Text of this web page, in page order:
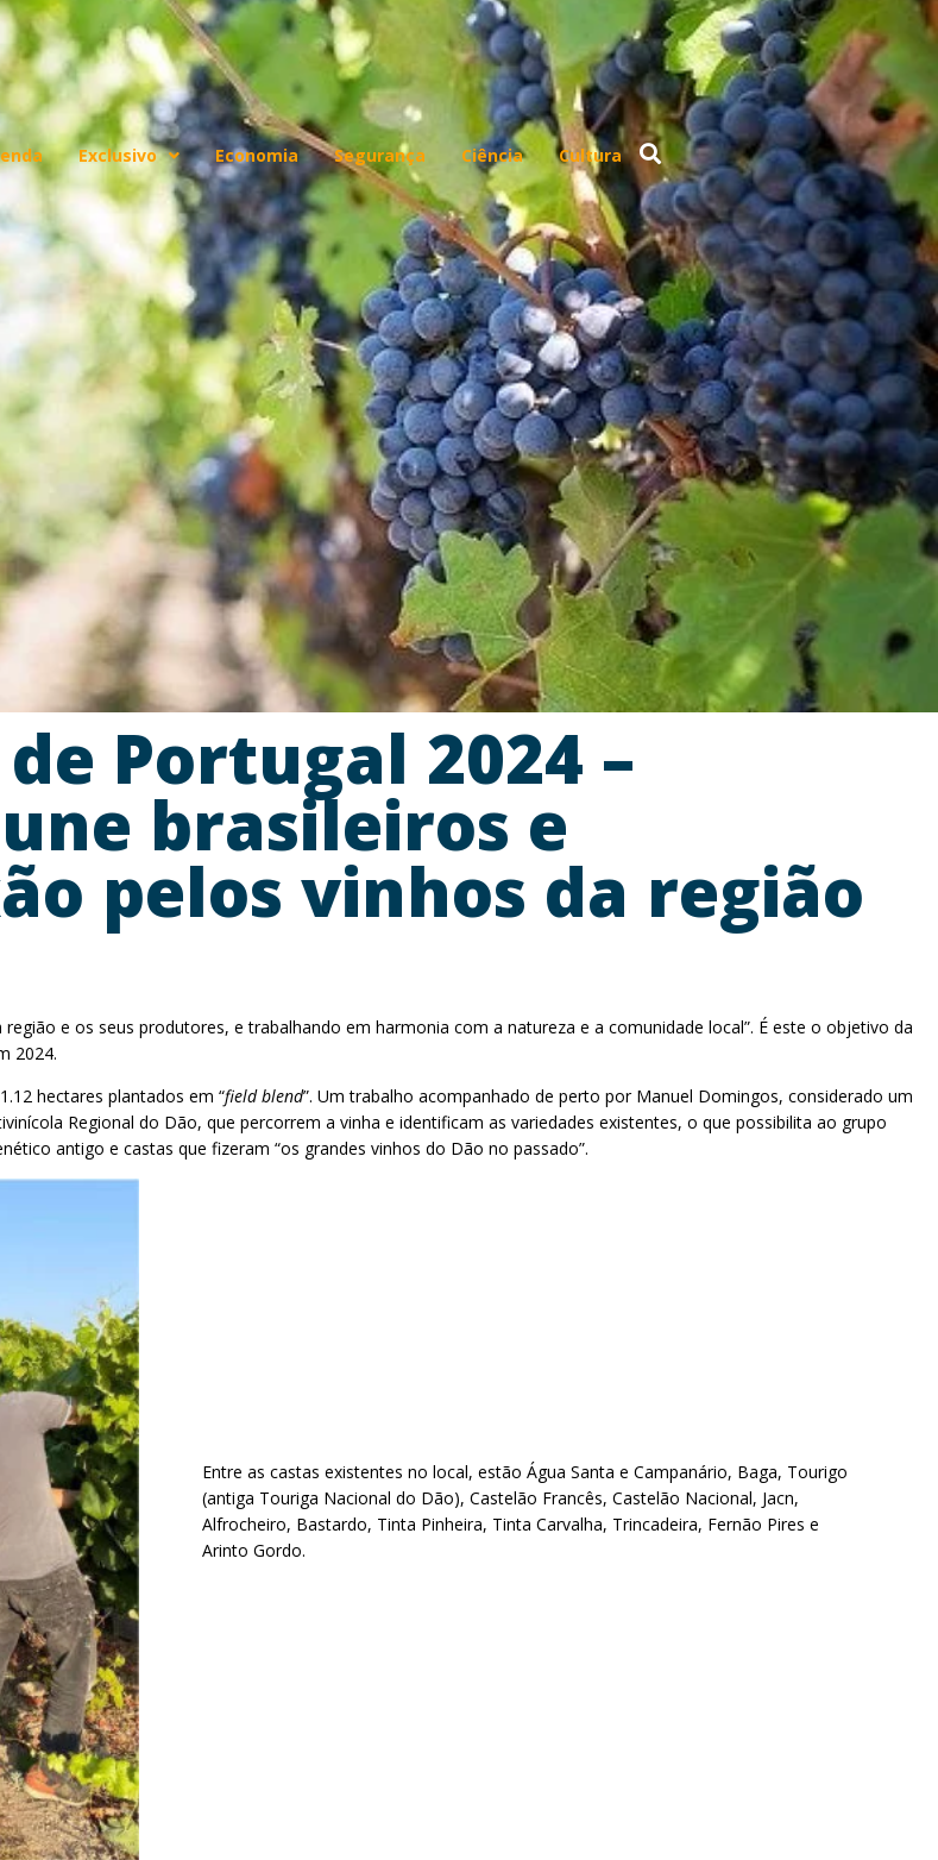
Exclusivo Economia Segurança Ciência Cultura
Portugal 2024 –
brasileiros e
pelos vinhos da região
e os seus produtores, e trabalhando em harmonia com a natureza e a comunidade local”. É este o objetivo da
2024.
hectares plantados em “field blend”. Um trabalho acompanhado de perto por Manuel Domingos, considerado um
Regional do Dão, que percorrem a vinha e identificam as variedades existentes, o que possibilita ao grupo
antigo e castas que fizeram “os grandes vinhos do Dão no passado”.
Entre as castas existentes no local, estão Água Santa e Campanário, Baga, Tourigo
(antiga Touriga Nacional do Dão), Castelão Francês, Castelão Nacional, Jacn,
Alfrocheiro, Bastardo, Tinta Pinheira, Tinta Carvalha, Trincadeira, Fernão Pires e
Arinto Gordo.